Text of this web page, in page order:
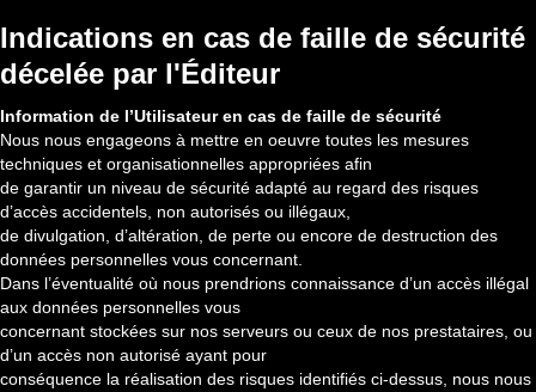
Indications en cas de faille de sécurité
décelée par l'Éditeur
Information de l’Utilisateur en cas de faille de sécurité
Nous nous engageons à mettre en oeuvre toutes les mesures
techniques et organisationnelles appropriées afin
de garantir un niveau de sécurité adapté au regard des risques
d’accès accidentels, non autorisés ou illégaux,
de divulgation, d’altération, de perte ou encore de destruction des
données personnelles vous concernant.
Dans l’éventualité où nous prendrions connaissance d’un accès illégal
aux données personnelles vous
concernant stockées sur nos serveurs ou ceux de nos prestataires, ou
d’un accès non autorisé ayant pour
conséquence la réalisation des risques identifiés ci-dessus, nous nous